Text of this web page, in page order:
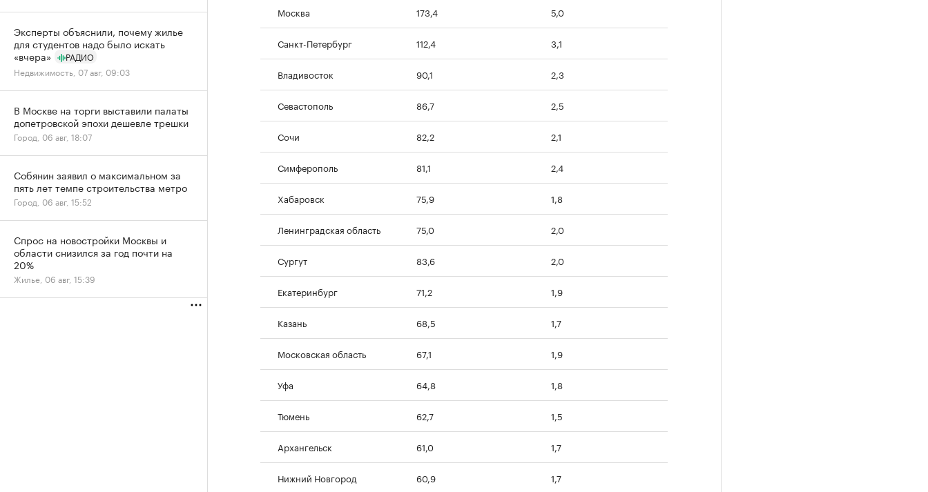
Москва 173,4 5,0
Санкт-Петербург 112,4 3,1
Владивосток 90,1 2,3
Севастополь 86,7 2,5
Сочи 82,2 2,1
Симферополь 81,1 2,4
Хабаровск 75,9 1,8
Ленинградская область 75,0 2,0
Сургут 83,6 2,0
Екатеринбург 71,2 1,9
Казань 68,5 1,7
Московская область 67,1 1,9
Уфа 64,8 1,8
Тюмень 62,7 1,5
Архангельск 61,0 1,7
Нижний Новгород 60,9 1,7
Эксперты объяснили, почему жилье
для студентов надо было искать
«вчера»
РАДИО
Недвижимость, 07 авг, 09:03
В Москве на торги выставили палаты
допетровской эпохи дешевле трешки
Город, 06 авг, 18:07
Собянин заявил о максимальном за
пять лет темпе строительства метро
Город, 06 авг, 15:52
Спрос на новостройки Москвы и
области снизился за год почти на
20%
Жилье, 06 авг, 15:39